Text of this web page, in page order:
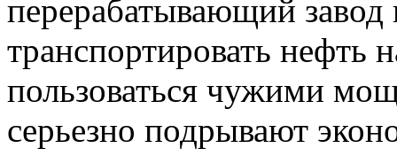
перерабатывающий завод
транспортировать
пользоваться чужими
серьезно подрывают